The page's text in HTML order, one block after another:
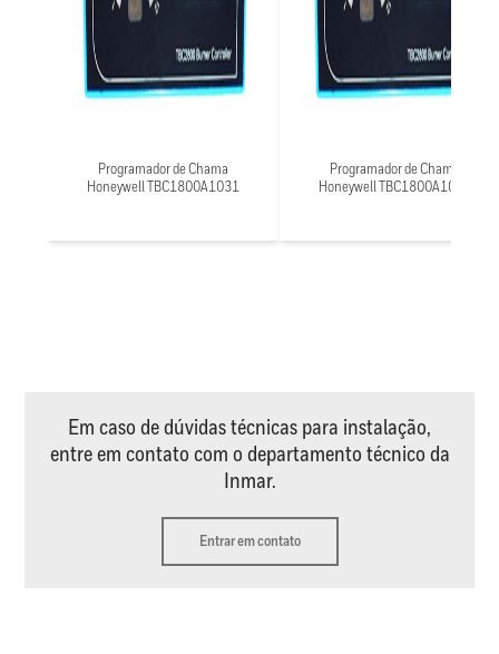
Programador de Chama
Honeywell TBC1800A1031
Programador de Chama
Honeywell TBC1800A1021
Em caso de dúvidas técnicas para instalação,
entre em contato com o departamento técnico da
Inmar.
Entrar em contato